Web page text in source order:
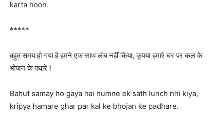
karta hoon.
*****
बहुत समय हो गया है हमने एक साथ लंच नहीं किया, कृपया हमारे घर पर कल के
भोजन के पधारे !
Bahut samay ho gaya hai humne ek sath lunch nhi kiya,
kripya hamare ghar par kal ke bhojan ke padhare.